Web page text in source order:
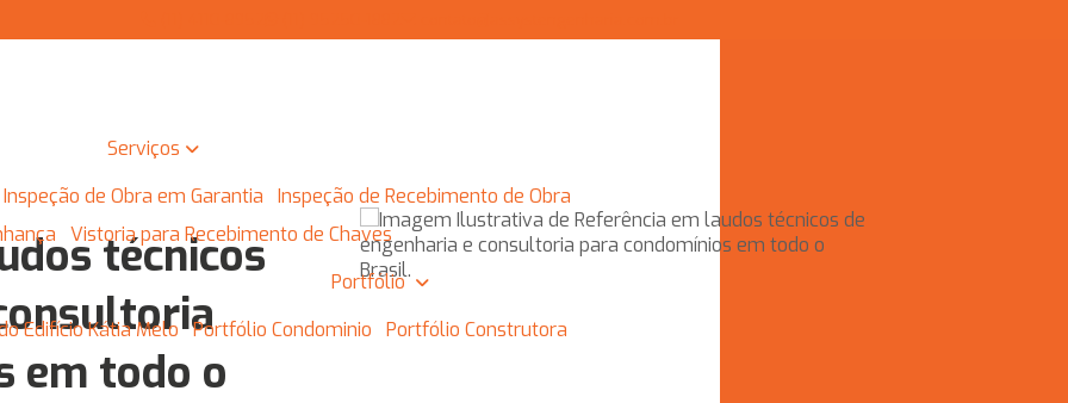
Serviços
Inspeção de Obra em Garantia
Inspeção de Recebimento de Obra
Vistoria para Recebimento de Chaves
Edifício Kátia Melo
Portfólio
Portfólio Condominio
Portfólio Construtora
técnicos
em todo o